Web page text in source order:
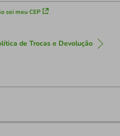
sei meu CEP
de Trocas e Devolução